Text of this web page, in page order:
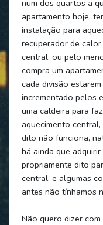
num dos quartos a
apartamento hoje,
instalação para
recuperador de
central, ou pelo
compra um
cada divisão
incrementado pelos
uma caldeira para
aquecimento
dito não funciona,
há ainda que
propriamente dito
central, e algumas
antes não tínhamos
Não quero dizer